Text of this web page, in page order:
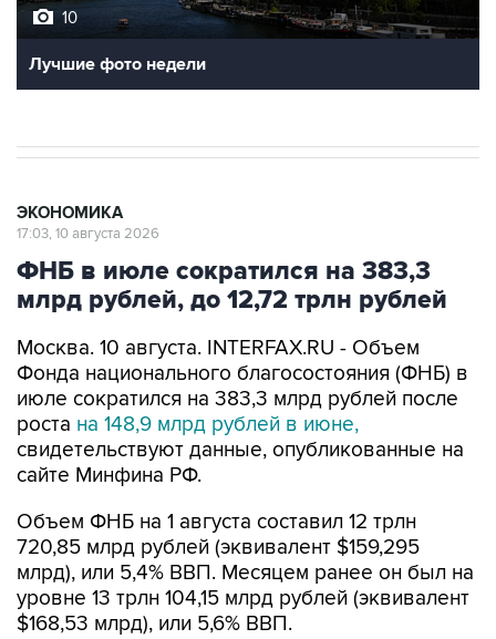
10
Лучшие фото недели
ЭКОНОМИКА
17:03, 10 августа 2026
ФНБ в июле сократился на 383,3
млрд рублей, до 12,72 трлн рублей
Москва. 10 августа. INTERFAX.RU - Объем
Фонда национального благосостояния (ФНБ) в
июле сократился на 383,3 млрд рублей после
роста на 148,9 млрд рублей в июне,
свидетельствуют данные, опубликованные на
сайте Минфина РФ.
Объем ФНБ на 1 августа составил 12 трлн
720,85 млрд рублей (эквивалент $159,295
млрд), или 5,4% ВВП. Месяцем ранее он был на
уровне 13 трлн 104,15 млрд рублей (эквивалент
$168,53 млрд), или 5,6% ВВП.